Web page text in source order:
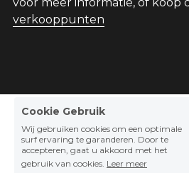
verkooppunten
Cookie Gebruik
Wij gebruiken cookies om een optimale
surf ervaring te garanderen. Door te
accepteren, gaat u akkoord met het
gebruik van cookies. Leer meer